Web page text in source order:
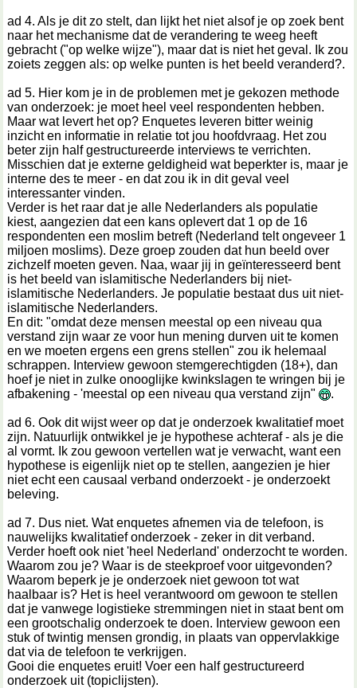
ad 4. Als je dit zo stelt, dan lijkt het niet alsof je op zoek bent
naar het mechanisme dat de verandering te weeg heeft
gebracht ("op welke wijze"), maar dat is niet het geval. Ik zou
zoiets zeggen als: op welke punten is het beeld veranderd?.
ad 5. Hier kom je in de problemen met je gekozen methode
van onderzoek: je moet heel veel respondenten hebben.
Maar wat levert het op? Enquetes leveren bitter weinig
inzicht en informatie in relatie tot jou hoofdvraag. Het zou
beter zijn half gestructureerde interviews te verrichten.
Misschien dat je externe geldigheid wat beperkter is, maar je
interne des te meer - en dat zou ik in dit geval veel
interessanter vinden.
Verder is het raar dat je alle Nederlanders als populatie
kiest, aangezien dat een kans oplevert dat 1 op de 16
respondenten een moslim betreft (Nederland telt ongeveer 1
miljoen moslims). Deze groep zouden dat hun beeld over
zichzelf moeten geven. Naa, waar jij in geïnteresseerd bent
is het beeld van islamitische Nederlanders bij niet-
islamitische Nederlanders. Je populatie bestaat dus uit niet-
islamitische Nederlanders.
En dit: "omdat deze mensen meestal op een niveau qua
verstand zijn waar ze voor hun mening durven uit te komen
en we moeten ergens een grens stellen" zou ik helemaal
schrappen. Interview gewoon stemgerechtigden (18+), dan
hoef je niet in zulke onooglijke kwinkslagen te wringen bij je
afbakening - 'meestal op een niveau qua verstand zijn"
.
ad 6. Ook dit wijst weer op dat je onderzoek kwalitatief moet
zijn. Natuurlijk ontwikkel je je hypothese achteraf - als je die
al vormt. Ik zou gewoon vertellen wat je verwacht, want een
hypothese is eigenlijk niet op te stellen, aangezien je hier
niet echt een causaal verband onderzoekt - je onderzoekt
beleving.
ad 7. Dus niet. Wat enquetes afnemen via de telefoon, is
nauwelijks kwalitatief onderzoek - zeker in dit verband.
Verder hoeft ook niet 'heel Nederland' onderzocht te worden.
Waarom zou je? Waar is de steekproef voor uitgevonden?
Waarom beperk je je onderzoek niet gewoon tot wat
haalbaar is? Het is heel verantwoord om gewoon te stellen
dat je vanwege logistieke stremmingen niet in staat bent om
een grootschalig onderzoek te doen. Interview gewoon een
stuk of twintig mensen grondig, in plaats van oppervlakkige
dat via de telefoon te verkrijgen.
Gooi die enquetes eruit! Voer een half gestructureerd
onderzoek uit (topiclijsten).